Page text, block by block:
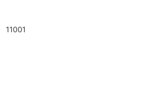
11001